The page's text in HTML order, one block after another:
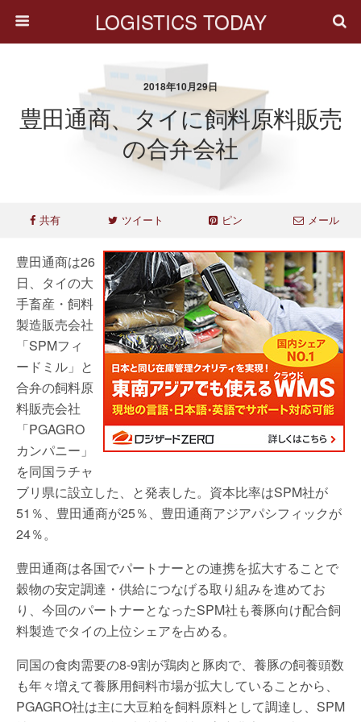
LOGISTICS TODAY
2018年10月29日
豊田通商、タイに飼料原料販売
の合弁会社
共有 ツイート ピン メール
豊田通商は26
日、タイの大
手畜産・飼料
製造販売会社
「SPMフィ
ードミル」と
合弁の飼料原
料販売会社
「PGAGRO
カンパニー」
を同国ラチャ
ブリ県に設立した、と発表した。資本比率はSPM社が
51％、豊田通商が25％、豊田通商アジアパシフィックが
24％。
豊田通商は各国でパートナーとの連携を拡大することで
穀物の安定調達・供給につなげる取り組みを進めてお
り、今回のパートナーとなったSPM社も養豚向け配合飼
料製造でタイの上位シェアを占める。
同国の食肉需要の8-9割が鶏肉と豚肉で、養豚の飼養頭数
も年々増えて養豚用飼料市場が拡大していることから、
PGAGRO社は主に大豆粕を飼料原料として調達し、SPM